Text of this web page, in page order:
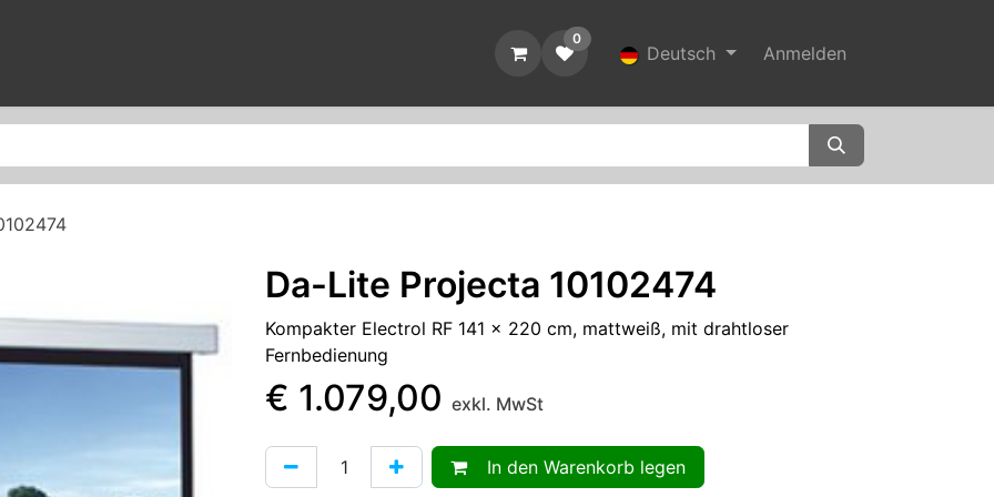
0
Deutsch Anmelden
Da-Lite Projecta 10102474
Kompakter Electrol RF 141 x 220 cm, mattweiß, mit drahtloser
Fernbedienung
€ 1.079,00 exkl. MwSt
In den Warenkorb legen